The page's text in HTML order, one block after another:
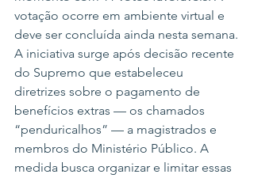
votação ocorre em ambiente virtual e
deve ser concluída ainda nesta semana.
A iniciativa surge após decisão recente
do Supremo que estabeleceu
diretrizes sobre o pagamento de
benefícios extras — os chamados
“penduricalhos” — a magistrados e
membros do Ministério Público. A
medida busca organizar e limitar essas